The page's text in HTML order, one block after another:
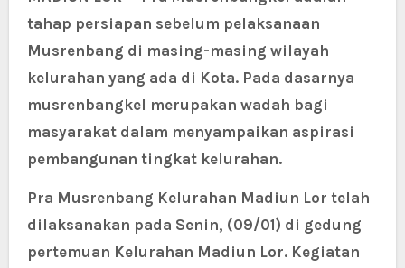
tahap persiapan sebelum pelaksanaan
Musrenbang di masing-masing wilayah
kelurahan yang ada di Kota. Pada dasarnya
musrenbangkel merupakan wadah bagi
masyarakat dalam menyampaikan aspirasi
pembangunan tingkat kelurahan.
Pra Musrenbang Kelurahan Madiun Lor telah
dilaksanakan pada Senin, (09/01) di gedung
pertemuan Kelurahan Madiun Lor. Kegiatan